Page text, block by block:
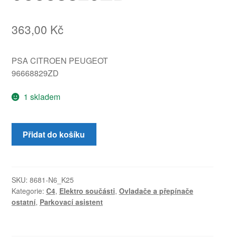
363,00 Kč
PSA CITROEN PEUGEOT
96668829ZD
1 skladem
Spínač
parkovací
C4
II
96668829ZD
Přidat do košíku
SKU: 8681-N6_K25
Kategorie: C4, Elektro součásti, Ovladače a přepínače
ostatní, Parkovací asistent